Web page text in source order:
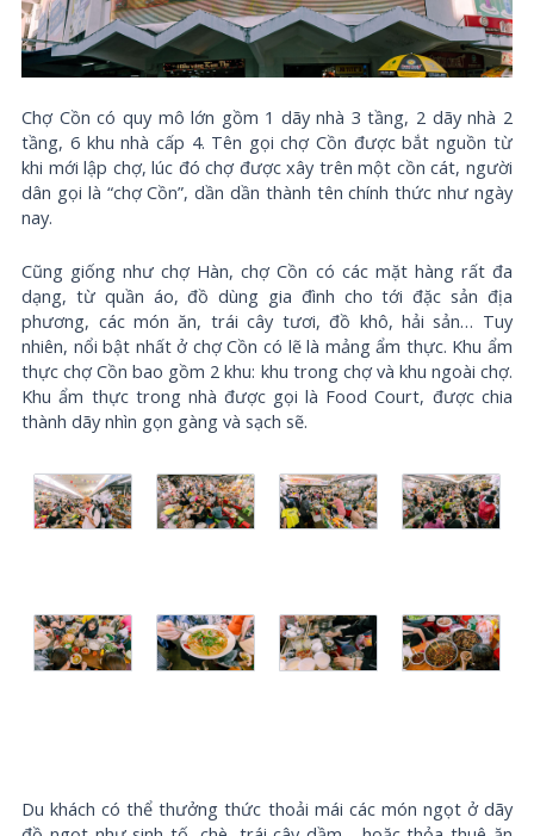
Chợ Cồn có quy mô lớn gồm 1 dãy nhà 3 tầng, 2 dãy nhà 2
tầng, 6 khu nhà cấp 4. Tên gọi chợ Cồn được bắt nguồn từ
khi mới lập chợ, lúc đó chợ được xây trên một cồn cát, người
dân gọi là “chợ Cồn”, dần dần thành tên chính thức như ngày
nay.
Cũng giống như chợ Hàn, chợ Cồn có các mặt hàng rất đa
dạng, từ quần áo, đồ dùng gia đình cho tới đặc sản địa
phương, các món ăn, trái cây tươi, đồ khô, hải sản… Tuy
nhiên, nổi bật nhất ở chợ Cồn có lẽ là mảng ẩm thực. Khu ẩm
thực chợ Cồn bao gồm 2 khu: khu trong chợ và khu ngoài chợ.
Khu ẩm thực trong nhà được gọi là Food Court, được chia
thành dãy nhìn gọn gàng và sạch sẽ.
Du khách có thể thưởng thức thoải mái các món ngọt ở dãy